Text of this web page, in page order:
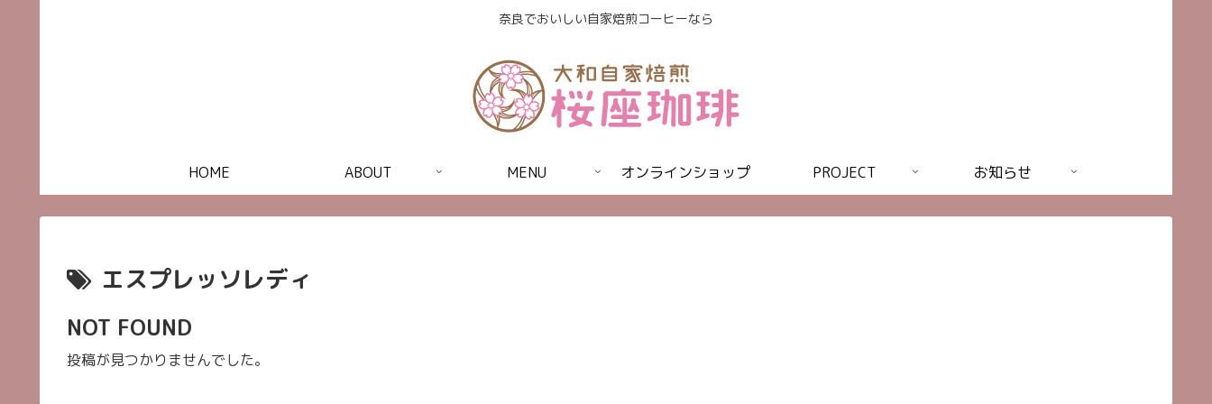
奈良でおいしい自家焙煎コーヒーなら
HOME ABOUT MENU オンラインショップ PROJECT お知らせ
エスプレッソレディ
NOT FOUND
投稿が見つかりませんでした。